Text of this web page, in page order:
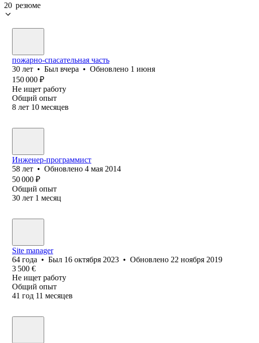
20 резюме
пожарно-спасательная часть
30 лет • Был вчера • Обновлено 1 июня
150 000 ₽
Не ищет работу
Общий опыт
8 лет 10 месяцев
Инженер-программист
58 лет • Обновлено 4 мая 2014
50 000 ₽
Общий опыт
30 лет 1 месяц
Site manager
64 года • Был 16 октября 2023 • Обновлено 22 ноября 2019
3 500 €
Не ищет работу
Общий опыт
41 год 11 месяцев